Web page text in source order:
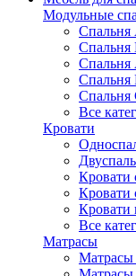
Модульные
Спальня
Спальня
Спальня
Спальня
Все
Кровати
Кровати
Кровати
Все
Матрасы
Матрасы